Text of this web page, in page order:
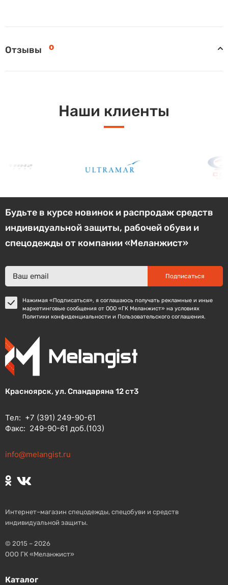
Отзывы 0
Наши клиенты
Будьте в курсе новинок и распродаж средств
индивидуальной защиты, рабочей обуви и
спецодежды от компании «Меланжист»
Подписаться
Нажимая «Подписаться», я соглашаюсь получать рекламные и иные
маркетинговые сообщения от ООО «ГК Меланжист» на условиях
Политики конфиденциальности и Пользовательского соглашения.
Красноярск, ул. Спандаряна 12 ст3
Тел: +7 (391) 249-90-61
Факс: 249-90-61 доб.(103)
info@melangist.ru
Интернет–магазин спецодежды, спецобуви и средств
индивидуальной защиты.
© 2015 – 2026
ООО ГК «Меланжист»
Каталог